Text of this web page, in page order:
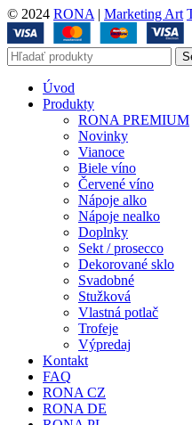
© 2024 RONA | Marketing Art
Úvod
Produkty
RONA PREMIUM
Novinky
Vianoce
Biele víno
Červené víno
Nápoje alko
Nápoje nealko
Doplnky
Sekt / prosecco
Dekorované sklo
Svadobné
Stužková
Vlastná potlač
Trofeje
Výpredaj
Kontakt
FAQ
RONA CZ
RONA DE